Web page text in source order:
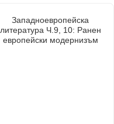
Западноевропейска
литература Ч.9, 10: Ранен
европейски модернизъм